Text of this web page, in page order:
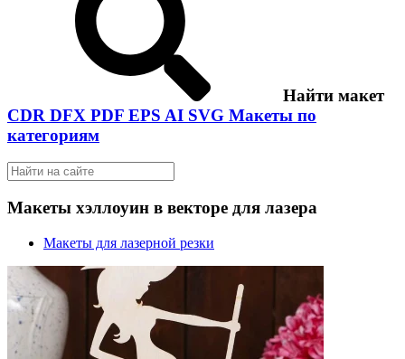
Найти макет
CDR DFX PDF EPS AI SVG Макеты по
категориям
Макеты хэллоуин в векторе для лазера
Макеты для лазерной резки